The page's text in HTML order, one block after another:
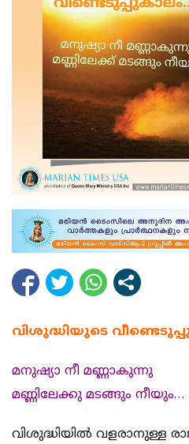
വിശുദ്ധിയുടെ
മനുഷ്യാ നീ മണ്ണാകുന്നു
മണ്ണിലേക്കു മടങ്ങും നീയും…
വിശുദ്ധിയിൽ വളരാനുള്ള